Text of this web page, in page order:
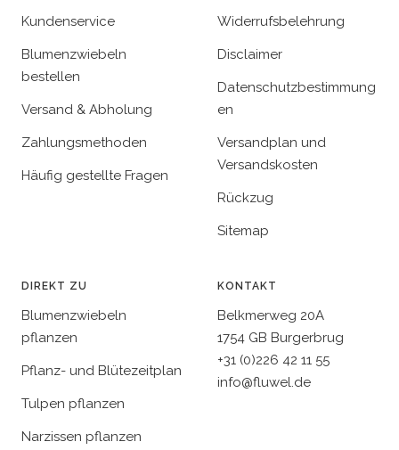
Kundenservice
Blumenzwiebeln
bestellen
Versand & Abholung
Zahlungsmethoden
Häufig gestellte Fragen
Widerrufsbelehrung
Disclaimer
Datenschutzbestimmung
en
Versandplan und
Versandskosten
Rückzug
Sitemap
DIREKT ZU
Blumenzwiebeln
pflanzen
Pflanz- und Blütezeitplan
Tulpen pflanzen
Narzissen pflanzen
KONTAKT
Belkmerweg 20A
1754 GB Burgerbrug
+31 (0)226 42 11 55
info@fluwel.de